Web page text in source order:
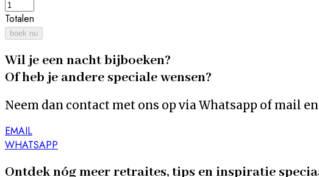
Totalen
boek nu
Wil je een nacht bijboeken?
Of heb je andere speciale wensen?
Neem dan contact met ons op via Whatsapp of mail
EMAIL
WHATSAPP
Ontdek nóg meer retraites, tips en inspiratie